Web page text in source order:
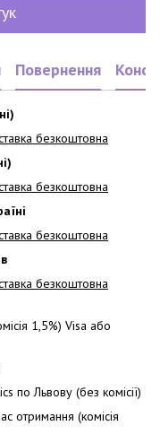
Повернення
безкоштовна
безкоштовна
безкоштовна
безкоштовна
1,5%) Visa або
Львову (без комісії)
отримання (комісія